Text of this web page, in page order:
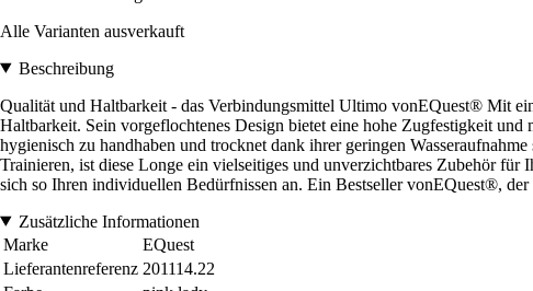
Alle Varianten ausverkauft
Beschreibung
Qualität und Haltbarkeit - das Verbindungsmittel Ultimo vonEQuest® Mit
Haltbarkeit. Sein vorgeflochtenes Design bietet eine hohe Zugfestigkeit
hygienisch zu handhaben und trocknet dank ihrer geringen
Trainieren, ist diese Longe ein vielseitiges und unverzichtbares Zubehör
sich so Ihren individuellen Bedürfnissen an. Ein Bestseller vonEQuest®,
Zusätzliche Informationen
Marke
EQuest
Lieferantenreferenz 201114.22